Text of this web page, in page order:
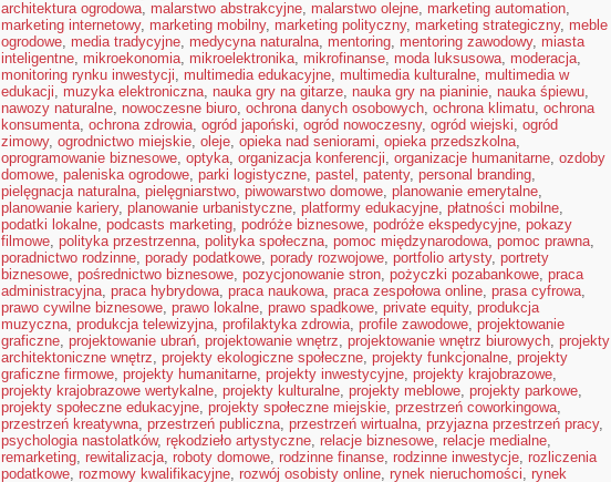
architektura ogrodowa, malarstwo abstrakcyjne, malarstwo olejne, marketing automation,
marketing internetowy, marketing mobilny, marketing polityczny, marketing strategiczny, meble
ogrodowe, media tradycyjne, medycyna naturalna, mentoring, mentoring zawodowy, miasta
inteligentne, mikroekonomia, mikroelektronika, mikrofinanse, moda luksusowa, moderacja,
monitoring rynku inwestycji, multimedia edukacyjne, multimedia kulturalne, multimedia w
edukacji, muzyka elektroniczna, nauka gry na gitarze, nauka gry na pianinie, nauka śpiewu,
nawozy naturalne, nowoczesne biuro, ochrona danych osobowych, ochrona klimatu, ochrona
konsumenta, ochrona zdrowia, ogród japoński, ogród nowoczesny, ogród wiejski, ogród
zimowy, ogrodnictwo miejskie, oleje, opieka nad seniorami, opieka przedszkolna,
oprogramowanie biznesowe, optyka, organizacja konferencji, organizacje humanitarne, ozdoby
domowe, paleniska ogrodowe, parki logistyczne, pastel , patenty, personal branding,
pielęgnacja naturalna, pielęgniarstwo, piwowarstwo domowe, planowanie emerytalne,
planowanie kariery, planowanie urbanistyczne, platformy edukacyjne, płatności mobilne,
podatki lokalne, podcasts marketing, podróże biznesowe, podróże ekspedycyjne, pokazy
filmowe, polityka przestrzenna, polityka społeczna, pomoc międzynarodowa, pomoc prawna,
poradnictwo rodzinne, porady podatkowe, porady rozwojowe, portfolio artysty, portrety
biznesowe, pośrednictwo biznesowe, pozycjonowanie stron, pożyczki pozabankowe, praca
administracyjna, praca hybrydowa, praca naukowa, praca zespołowa online, prasa cyfrowa,
prawo cywilne biznesowe, prawo lokalne, prawo spadkowe, private equity, produkcja
muzyczna, produkcja telewizyjna, profilaktyka zdrowia, profile zawodowe, projektowanie
graficzne, projektowanie ubrań, projektowanie wnętrz, projektowanie wnętrz biurowych, projekty
architektoniczne wnętrz, projekty ekologiczne społeczne, projekty funkcjonalne, projekty
graficzne firmowe, projekty humanitarne, projekty inwestycyjne, projekty krajobrazowe,
projekty krajobrazowe wertykalne, projekty kulturalne, projekty meblowe, projekty parkowe,
projekty społeczne edukacyjne, projekty społeczne miejskie, przestrzeń coworkingowa,
przestrzeń kreatywna, przestrzeń publiczna, przestrzeń wirtualna, przyjazna przestrzeń pracy,
psychologia nastolatków, rękodzieło artystyczne, relacje biznesowe, relacje medialne,
remarketing, rewitalizacja, roboty domowe, rodzinne finanse, rodzinne inwestycje, rozliczenia
podatkowe, rozmowy kwalifikacyjne, rozwój osobisty online, rynek nieruchomości, rynek